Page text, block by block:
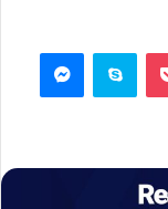
پاکت اسکایپ